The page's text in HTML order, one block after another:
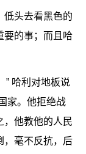
低头去看黑色的
要的事；而且哈
” 哈利对地板说
家。他拒绝战
，他教他的人民
，毫不反抗，后